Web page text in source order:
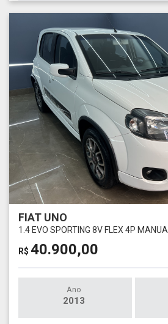
FIAT UNO
1.4 EVO SPORTING 8V FLEX 4P MANUAL
R$ 40.900,00
Ano
2013